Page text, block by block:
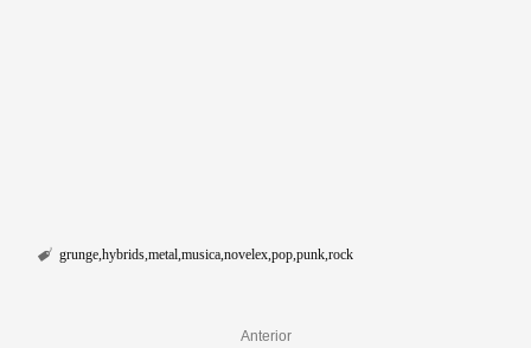
grunge hybrids metal musica novelex pop punk rock
Anterior